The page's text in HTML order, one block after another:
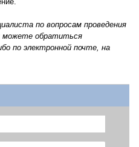
по вопросам проведения
можете обратиться
по электронной почте, на